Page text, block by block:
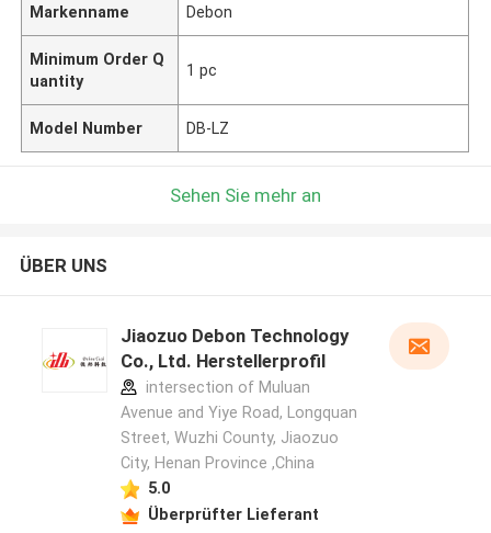
Markenname Debon
Minimum Order Q
uantity
1 pc
Model Number DB-LZ
Sehen Sie mehr an
ÜBER UNS
Jiaozuo Debon Technology
Co., Ltd. Herstellerprofil
intersection of Muluan
Avenue and Yiye Road, Longquan
Street, Wuzhi County, Jiaozuo
City, Henan Province ,China
5.0
Überprüfter Lieferant